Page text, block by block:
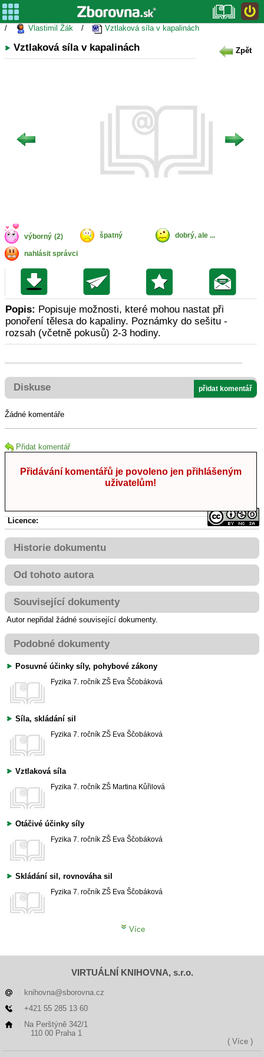
/ Vlastimil Žák / Vztlaková síla v kapalinách
Vztlaková síla v kapalinách Zpět
výborný (2) špatný dobrý, ale ...
nahlásit správci
Popis: Popisuje možnosti, které mohou nastat při
ponoření tělesa do kapaliny. Poznámky do sešitu -
rozsah (včetně pokusů) 2-3 hodiny.
Diskuse přidat komentář
Žádné komentáře
Přidat komentář
Přidávání komentářů je povoleno jen přihlášeným
uživatelům!
Licence:
Historie dokumentu
Od tohoto autora
Související dokumenty
Autor nepřidal žádné související dokumenty.
Podobné dokumenty
Posuvné účinky síly, pohybové zákony
Fyzika 7. ročník ZŠ Eva Ščobáková
Síla, skládání sil
Fyzika 7. ročník ZŠ Eva Ščobáková
Vztlaková síla
Fyzika 7. ročník ZŠ Martina Kůřilová
Otáčivé účinky síly
Fyzika 7. ročník ZŠ Eva Ščobáková
Skládání sil, rovnováha sil
Fyzika 7. ročník ZŠ Eva Ščobáková
Více
VIRTUÁLNÍ KNIHOVNA, s.r.o.
knihovna@sborovna.cz
+421 55 285 13 60
Na Perštýně 342/1
110 00 Praha 1
( Více )